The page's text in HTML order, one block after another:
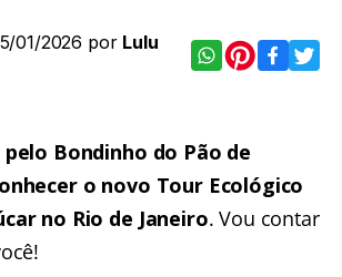
01/2026 por Lulu
pelo Bondinho do Pão de
o novo Tour Ecológico
no Rio de Janeiro. Vou contar